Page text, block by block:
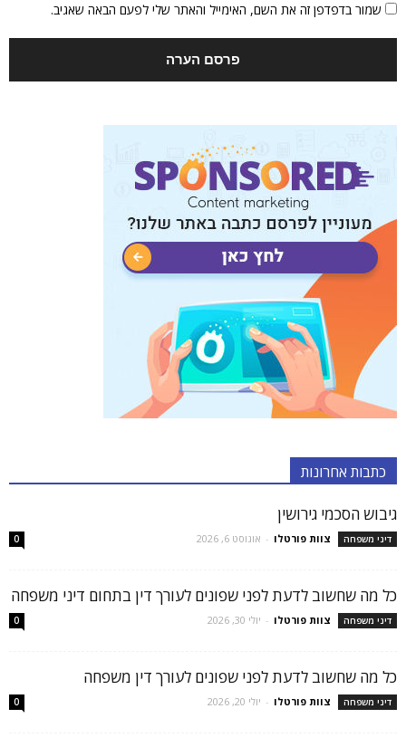
שמור בדפדפן זה את השם, האימייל והאתר שלי לפעם הבאה שאגיב.
כתבות אחרונות
גיבוש הסכמי גירושין
דיני משפחה צוות פורטלו - אוגוסט 6, 2026 0
כל מה שחשוב לדעת לפני שפונים לעורך דין בתחום דיני משפחה
דיני משפחה צוות פורטלו - יולי 30, 2026 0
כל מה שחשוב לדעת לפני שפונים לעורך דין משפחה
דיני משפחה צוות פורטלו - יולי 20, 2026 0